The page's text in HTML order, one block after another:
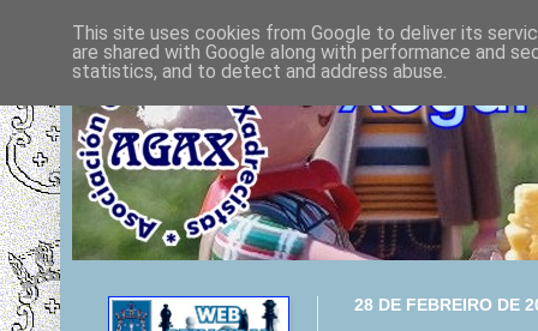
28 DE FEBREIRO DE
This site uses cookies from Google to deliver its
are shared with Google along with performance and
statistics, and to detect and address abuse.